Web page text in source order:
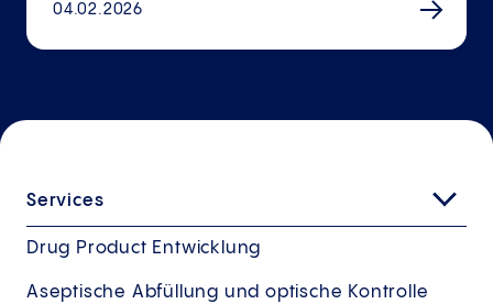
04.02.2026
Services
Drug Product Entwicklung
Aseptische Abfüllung und optische Kontrolle